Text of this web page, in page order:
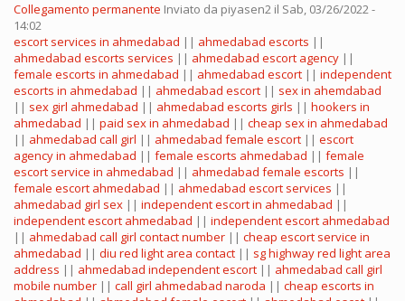
Collegamento permanente Inviato da piyasen2 il Sab, 03/26/2022 -
14:02
escort services in ahmedabad || ahmedabad escorts ||
ahmedabad escorts services || ahmedabad escort agency ||
female escorts in ahmedabad || ahmedabad escort || independent
escorts in ahmedabad || ahmedabad escort || sex in ahemdabad
|| sex girl ahmedabad || ahmedabad escorts girls || hookers in
ahmedabad || paid sex in ahmedabad || cheap sex in ahmedabad
|| ahmedabad call girl || ahmedabad female escort || escort
agency in ahmedabad || female escorts ahmedabad || female
escort service in ahmedabad || ahmedabad female escorts ||
female escort ahmedabad || ahmedabad escort services ||
ahmedabad girl sex || independent escort in ahmedabad ||
independent escort ahmedabad || independent escort ahmedabad
|| ahmedabad call girl contact number || cheap escort service in
ahmedabad || diu red light area contact || sg highway red light area
address || ahmedabad independent escort || ahmedabad call girl
mobile number || call girl ahmedabad naroda || cheap escorts in